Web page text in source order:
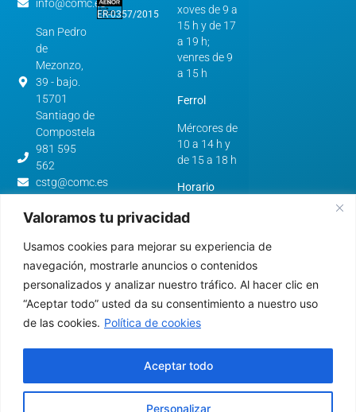
Valoramos tu privacidad
Usamos cookies para mejorar su experiencia de
navegación, mostrarle anuncios o contenidos
personalizados y analizar nuestro tráfico. Al hacer clic en
“Aceptar todo” usted da su consentimiento a nuestro uso
de las cookies. Política de cookies
Personalizar
Aceptar todo
info@comc.es
San Pedro
de
Mezonzo,
39 - bajo.
15701
Santiago de
Compostela
981 595
562
cstg@comc.es
Avenida
de
Esteiro,
61.
15403 -
981 322
640
ER-0357/2015
xoves de 9 a
15 h y de 17
a 19 h;
venres de 9
a 15 h
Ferrol
Mércores de
10 a 14 h y
de 15 a 18 h
Horario
Santiago de
Compostela
De luns a
venres de 9
a 15 h
Ferrol
10 a 14 h
(Pechado